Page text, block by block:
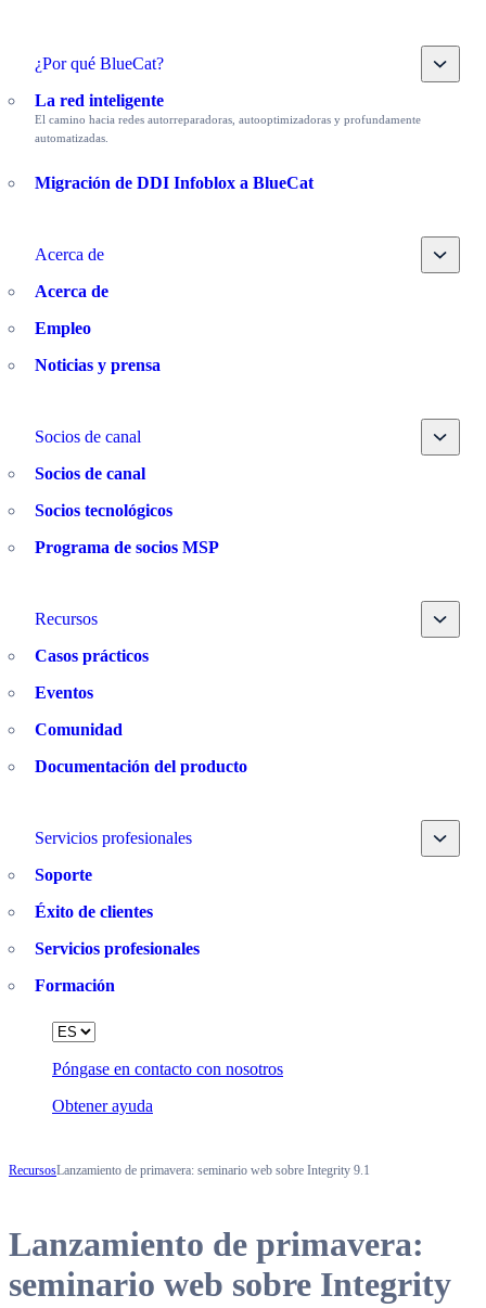
¿Por qué BlueCat? Toggle
La red inteligente
El camino hacia redes autorreparadoras, autooptimizadoras y profundamente
automatizadas.
Migración de DDI Infoblox a BlueCat
Acerca de Toggle
Acerca de
Empleo
Noticias y prensa
Socios de canal Toggle
Socios de canal
Socios tecnológicos
Programa de socios MSP
Recursos Toggle
Casos prácticos
Eventos
Comunidad
Documentación del producto
Servicios profesionales Toggle
Soporte
Éxito de clientes
Servicios profesionales
Formación
Póngase en contacto con nosotros
Obtener ayuda
Language
RecursosLanzamiento de primavera: seminario web sobre Integrity 9.1
Lanzamiento de primavera:
seminario web sobre Integrity